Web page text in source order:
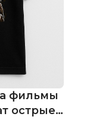
фильмы
острые